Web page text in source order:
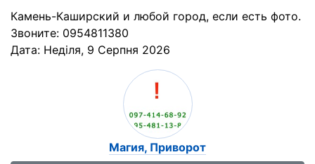
Камень-Каширский и любой город, если есть фото.
Звоните: 0954811380
Дата: Неділя, 9 Серпня 2026
Магия, Приворот